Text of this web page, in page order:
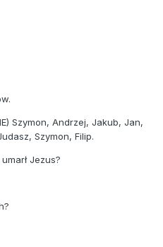
Szymon, Andrzej, Jakub, Jan,
Szymon, Filip.
Jezus?